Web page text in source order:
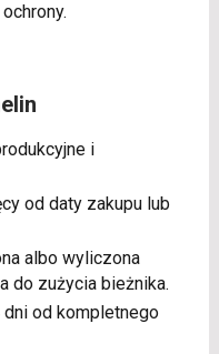
i
od daty zakupu lub
albo wyliczona
do zużycia bieżnika.
dni od kompletnego